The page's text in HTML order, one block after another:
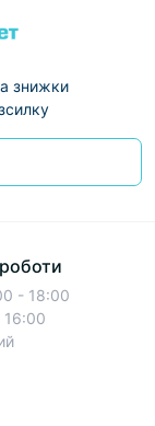
знижки
- 18:00